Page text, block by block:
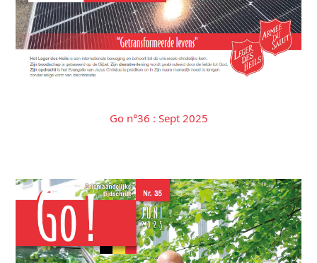
Go n°36 : Sept 2025